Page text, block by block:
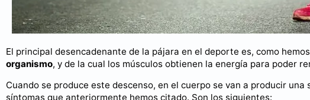
El principal desencadenante de la pájara en el deporte es, como
organismo, y de la cual los músculos obtienen la energía para poder
Cuando se produce este descenso, en el cuerpo se van a producir
síntomas que anteriormente hemos citado. Son los siguientes: